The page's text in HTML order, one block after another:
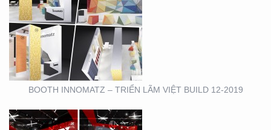
BOOTH INNOMATZ – TRIỂN LÃM VIỆT BUILD 12-2019
SHOWROOM – CỬA
HÀNG – CITIGYM – BẾN
VÂN ĐỒN , Q4